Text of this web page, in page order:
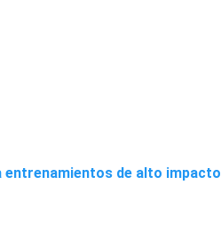
entrenamientos de alto impacto